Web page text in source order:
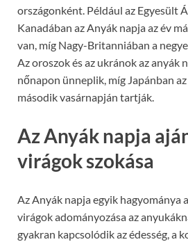
országonként. Például az Egyesült
Kanadában az Anyák napja az év
van, míg Nagy-Britanniában a
Az oroszok és az ukránok az anyák
nőnapon ünneplik, míg Japánban
második vasárnapján tartják.
Az Anyák napja
virágok szokása
Az Anyák napja egyik hagyománya
virágok adományozása az
gyakran kapcsolódik az édesség, a